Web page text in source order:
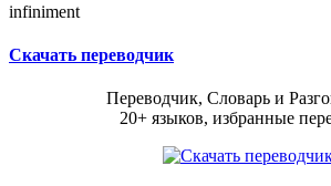
infiniment
Скачать переводчик
Переводчик, Словарь и
20+ языков, избранные